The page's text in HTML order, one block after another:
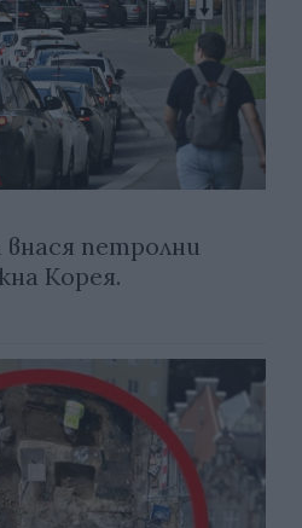
внася петролни
Корея.